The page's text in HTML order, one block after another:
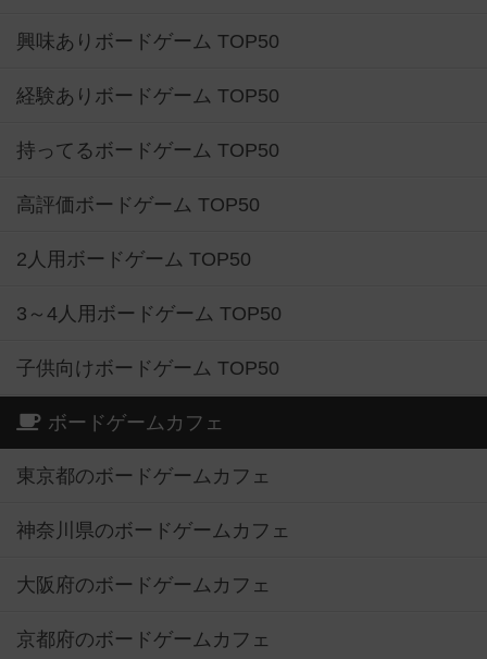
興味ありボードゲーム TOP50
経験ありボードゲーム TOP50
持ってるボードゲーム TOP50
高評価ボードゲーム TOP50
2人用ボードゲーム TOP50
3～4人用ボードゲーム TOP50
子供向けボードゲーム TOP50
ボードゲームカフェ
東京都のボードゲームカフェ
神奈川県のボードゲームカフェ
大阪府のボードゲームカフェ
京都府のボードゲームカフェ